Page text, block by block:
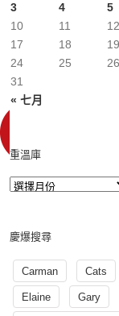
« 七月
3
4 5
10
11 12
17
18 19
24
25 26
31
重溫庫
慶爆搜尋
Carman Cats
Elaine Gary